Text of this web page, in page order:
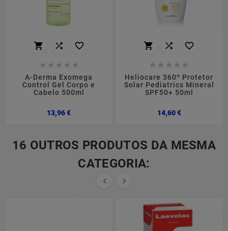
  
    
A-Derma Exomega
Control Gel Corpo e
Cabelo 500ml
13,96 €Preço
  
    
Heliocare 360º Protetor
Solar Pediatrics Mineral
SPF50+ 50ml
14,60 €Preço
16 OUTROS PRODUTOS DA MESMA
CATEGORIA:
 